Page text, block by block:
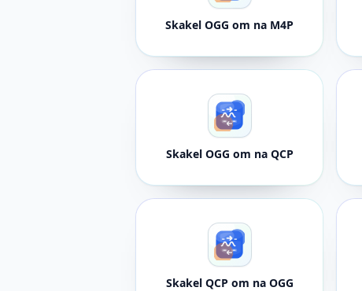
Skakel OGG om na M4P
Skakel OGG om na QCP
Skakel QCP om na OGG